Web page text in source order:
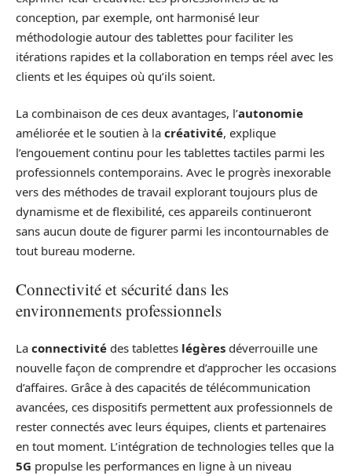
conception, par exemple, ont harmonisé leur
méthodologie autour des tablettes pour faciliter les
itérations rapides et la collaboration en temps réel avec les
clients et les équipes où qu’ils soient.
La combinaison de ces deux avantages, l’autonomie
améliorée et le soutien à la créativité, explique
l’engouement continu pour les tablettes tactiles parmi les
professionnels contemporains. Avec le progrès inexorable
vers des méthodes de travail explorant toujours plus de
dynamisme et de flexibilité, ces appareils continueront
sans aucun doute de figurer parmi les incontournables de
tout bureau moderne.
Connectivité et sécurité dans les
environnements professionnels
La connectivité des tablettes légères déverrouille une
nouvelle façon de comprendre et d’approcher les occasions
d’affaires. Grâce à des capacités de télécommunication
avancées, ces dispositifs permettent aux professionnels de
rester connectés avec leurs équipes, clients et partenaires
en tout moment. L’intégration de technologies telles que la
5G propulse les performances en ligne à un niveau